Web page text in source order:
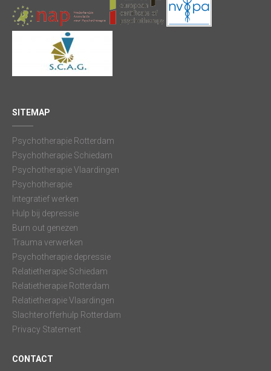
SITEMAP
Psychotherapie Rotterdam
Psychotherapie Schiedam
Psychotherapie Vlaardingen
Psychotherapie
Integratief werken
Hulp bij depressie
Burn out genezen
Trauma verwerken
Psychotherapie depressie
Relatietherapie Schiedam
Relatietherapie Rotterdam
Relatietherapie Vlaardingen
Slachterofferhulp Rotterdam
Privacy Statement
CONTACT